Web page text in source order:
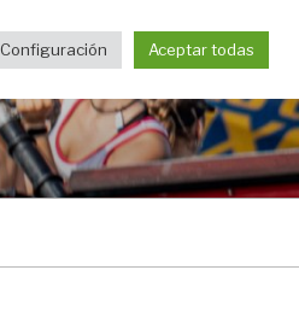
Configuración Aceptar todas